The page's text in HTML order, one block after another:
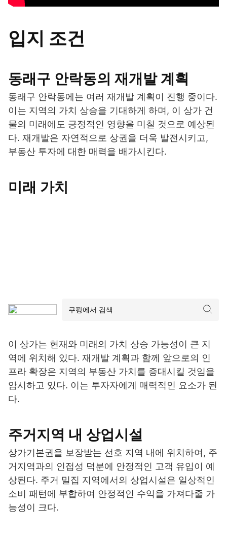
입지 조건
동래구 안락동의 재개발 계획
동래구 안락동에는 여러 재개발 계획이 진행 중이다.
이는 지역의 가치 상승을 기대하게 하며, 이 상가 건
물의 미래에도 긍정적인 영향을 미칠 것으로 예상된
다. 재개발은 자연적으로 상권을 더욱 발전시키고,
부동산 투자에 대한 매력을 배가시킨다.
미래 가치
이 상가는 현재와 미래의 가치 상승 가능성이 큰 지
역에 위치해 있다. 재개발 계획과 함께 앞으로의 인
프라 확장은 지역의 부동산 가치를 증대시킬 것임을
암시하고 있다. 이는 투자자에게 매력적인 요소가 된
다.
주거지역 내 상업시설
상가기본권을 보장받는 선호 지역 내에 위치하여, 주
거지역과의 인접성 덕분에 안정적인 고객 유입이 예
상된다. 주거 밀집 지역에서의 상업시설은 일상적인
소비 패턴에 부합하여 안정적인 수익을 가져다줄 가
능성이 크다.